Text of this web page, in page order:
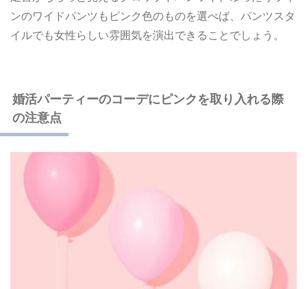
ンのワイドパンツもピンク色のものを選べば、パンツスタ
イルでも女性らしい雰囲気を演出できることでしょう。
婚活パーティーのコーデにピンクを取り入れる際
の注意点